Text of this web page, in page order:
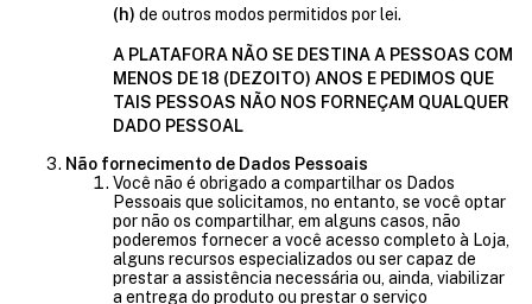
(h) de outros modos permitidos por lei.
A PLATAFORA NÃO SE DESTINA A PESSOAS COM
MENOS DE 18 (DEZOITO) ANOS E PEDIMOS QUE
TAIS PESSOAS NÃO NOS FORNEÇAM QUALQUER
DADO PESSOAL
Não fornecimento de Dados Pessoais
Você não é obrigado a compartilhar os Dados
Pessoais que solicitamos, no entanto, se você optar
por não os compartilhar, em alguns casos, não
poderemos fornecer a você acesso completo à Loja,
alguns recursos especializados ou ser capaz de
prestar a assistência necessária ou, ainda, viabilizar
a entrega do produto ou prestar o serviço